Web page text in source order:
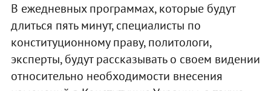
В ежедневных программах, которые будут
длиться пять минут, специалисты по
конституционному праву, политологи,
эксперты, будут рассказывать о своем видении
относительно необходимости внесения